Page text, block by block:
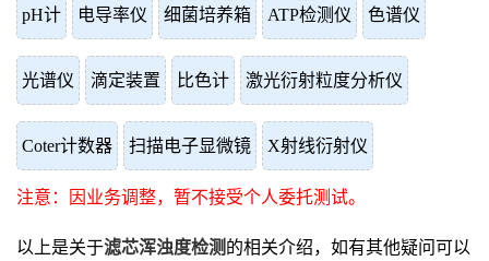
pH计 电导率仪 细菌培养箱 ATP检测仪 色谱仪
光谱仪 滴定装置 比色计 激光衍射粒度分析仪
Coter计数器 扫描电子显微镜 X射线衍射仪
注意：因业务调整，暂不接受个人委托测试。
以上是关于滤芯浑浊度检测 的相关介绍，如有其他疑问可以